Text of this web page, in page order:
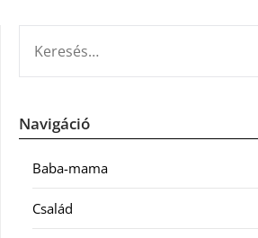
Navigáció
Baba-mama
Család